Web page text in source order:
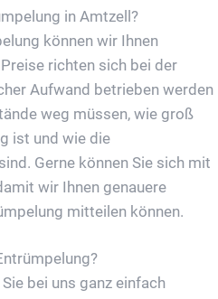
in Amtzell?
können wir Ihnen
richten sich bei der
Aufwand betrieben werden
weg müssen, wie groß
ist und wie die
Gerne können Sie sich mit
wir Ihnen genauere
mitteilen können.
bei uns ganz einfach